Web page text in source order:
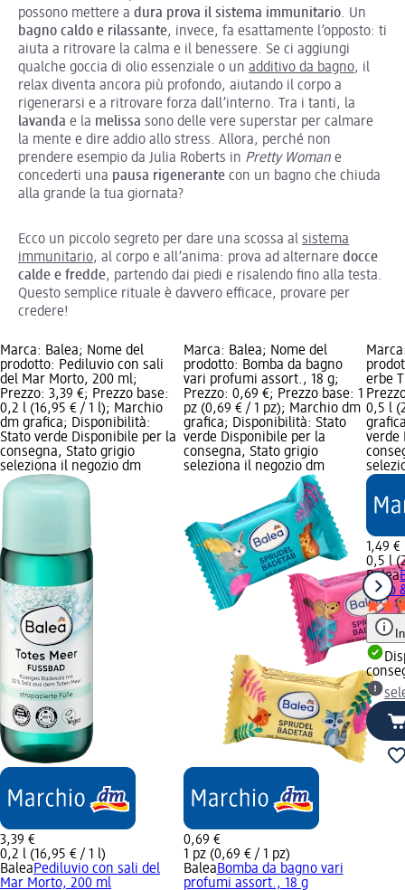
possono mettere a dura prova il sistema immunitario. Un
bagno caldo e rilassante, invece, fa esattamente l’opposto: ti
aiuta a ritrovare la calma e il benessere. Se ci aggiungi
qualche goccia di olio essenziale o un additivo da bagno, il
relax diventa ancora più profondo, aiutando il corpo a
rigenerarsi e a ritrovare forza dall’interno. Tra i tanti, la
lavanda e la melissa sono delle vere superstar per calmare
la mente e dire addio allo stress. Allora, perché non
prendere esempio da Julia Roberts in Pretty Woman e
concederti una pausa rigenerante con un bagno che chiuda
alla grande la tua giornata?
Ecco un piccolo segreto per dare una scossa al sistema
immunitario, al corpo e all’anima: prova ad alternare docce
calde e fredde, partendo dai piedi e risalendo fino alla testa.
Questo semplice rituale è davvero efficace, provare per
credere!
Marca: Balea; Nome del
prodotto: Pediluvio con sali
del Mar Morto, 200 ml;
Prezzo: 3,39 €; Prezzo base:
0,2 l (16,95 € / 1 l); Marchio
dm grafica; Disponibilità:
Stato verde Disponibile per la
consegna, Stato grigio
seleziona il negozio dm
3,39 €
0,2 l (16,95 € / 1 l)
BaleaPediluvio con sali del
Mar Morto, 200 ml
Marca: Balea; Nome del
prodotto: Bomba da bagno
vari profumi assort., 18 g;
Prezzo: 0,69 €; Prezzo base: 1
pz (0,69 € / 1 pz); Marchio dm
grafica; Disponibilità: Stato
verde Disponibile per la
consegna, Stato grigio
seleziona il negozio dm
0,69 €
1 pz (0,69 € / 1 pz)
BaleaBomba da bagno vari
profumi assort., 18 g
erbe
0,5 l
verde
1,49 €
0,5 l
Balea
Timo